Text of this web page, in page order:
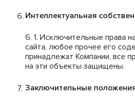
Интеллектуальная
Исключительные права
сайта, любое прочее его
принадлежат Компании, все
на эти объекты защищены.
Заключительные